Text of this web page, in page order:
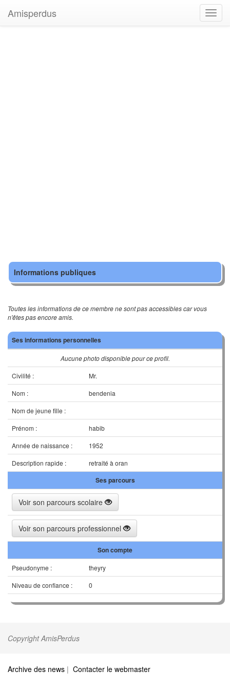
Amisperdus
Informations publiques
Toutes les informations de ce membre ne sont pas accessibles car vous
n'êtes pas encore amis.
Ses informations personnelles
Aucune photo disponible pour ce profil.
Civilité :
Mr.
Nom :
bendenia
Nom de jeune fille :
Prénom :
habib
Année de naissance :
1952
Description rapide :
retraité à oran
Ses parcours
Voir son parcours scolaire
Voir son parcours professionnel
Son compte
Pseudonyme :
theyry
Niveau de confiance :
0
Copyright AmisPerdus
Archive des news | Contacter le webmaster